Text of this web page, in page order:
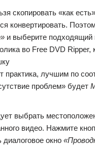
скопировать «как
конвертировать.
и выберите подходящий
практика, лучшим по
проблем» будет
выбрать
видео. Нажмите
окно